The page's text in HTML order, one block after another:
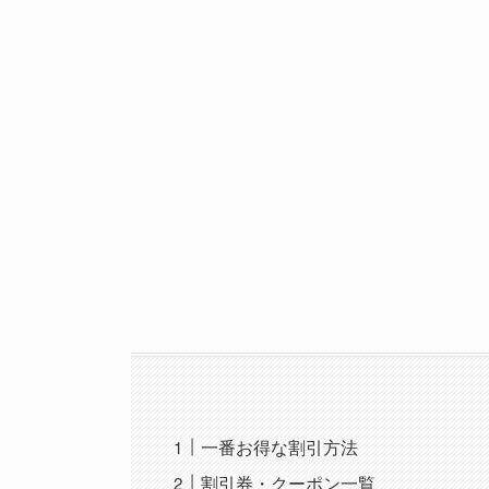
一番お得な割引方法
割引券・クーポン一覧